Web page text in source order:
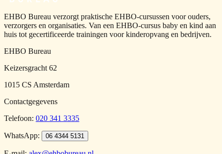
EHBO Bureau verzorgt praktische EHBO-cursussen voor ouders,
verzorgers en organisaties. Van een EHBO-cursus baby en kind aan
huis tot gecertificeerde trainingen voor kinderopvang en bedrijven.
EHBO Bureau
Keizersgracht 62
1015 CS Amsterdam
Contactgegevens
Telefoon: 020 341 3335
WhatsApp: 06 4344 5131